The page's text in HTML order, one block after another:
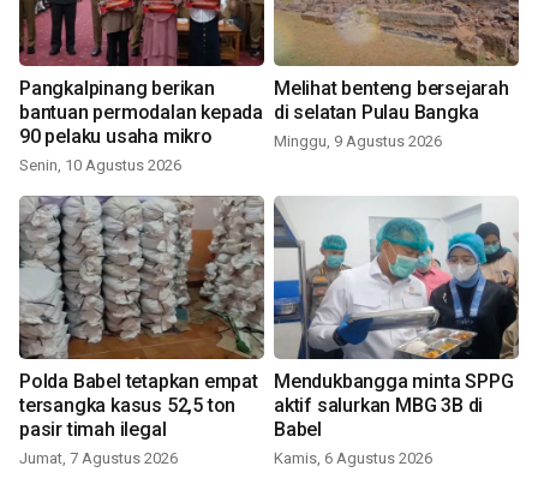
Pangkalpinang berikan
bantuan permodalan kepada
90 pelaku usaha mikro
Senin, 10 Agustus 2026
Melihat benteng bersejarah
di selatan Pulau Bangka
Minggu, 9 Agustus 2026
Polda Babel tetapkan empat
tersangka kasus 52,5 ton
pasir timah ilegal
Jumat, 7 Agustus 2026
Mendukbangga minta SPPG
aktif salurkan MBG 3B di
Babel
Kamis, 6 Agustus 2026